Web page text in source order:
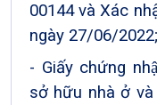
00144 và Xác
ngày 27/06/2022;
- Giấy chứng
sở hữu nhà ở